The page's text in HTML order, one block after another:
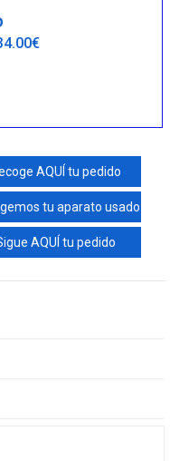
AQUÍ tu pedido
tu aparato usado
AQUÍ tu pedido